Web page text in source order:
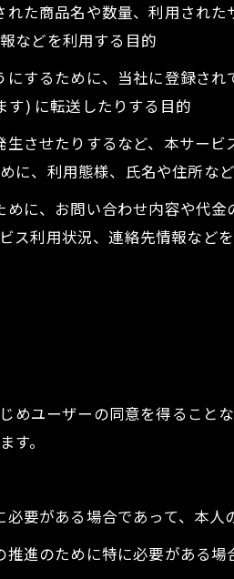
た商品名や数量、利用され
などを利用する目的
するために、当社に登録さ
す) に転送したりする目的
させたりするなど、本サー
に、利用態様、氏名や住所な
に、お問い合わせ内容や代
ス利用状況、連絡先情報など
めユーザーの同意を得るこ
す。
要がある場合であって、本人
進のために特に必要がある